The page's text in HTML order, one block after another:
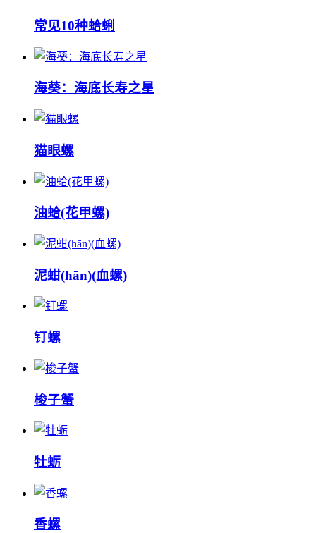
常见10种蛤蜊
海葵：海底长寿之星
猫眼螺
油蛤(花甲螺)
泥蚶(hān)(血螺)
钉螺
梭子蟹
牡蛎
香螺